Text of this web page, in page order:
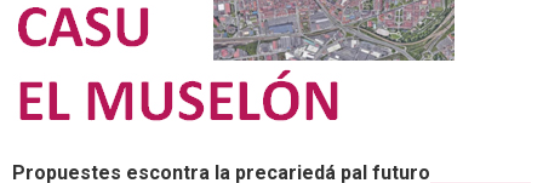
Propuestes escontra la precariedá pal futuro